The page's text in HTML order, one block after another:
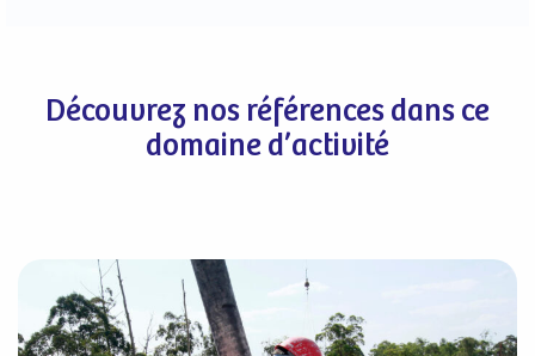
Découvrez nos références dans ce
domaine d’activité